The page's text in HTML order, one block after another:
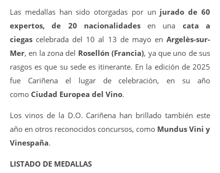
Las medallas han sido otorgadas por un jurado de 60
expertos, de 20 nacionalidadesen una cata a
ciegas celebrada del 10 al 13 de mayo en Argelès-sur-
Mer, en la zona del Rosellón (Francia), ya que uno de sus
rasgos es que su sede es itinerante. En la edición de 2025
fue Cariñena el lugar de celebración, en su año
como Ciudad Europea del Vino.
Los vinos de la D.O. Cariñena han brillado también este
año en otros reconocidos concursos, como Mundus Vini y
Vinespaña.
LISTADO DE MEDALLAS